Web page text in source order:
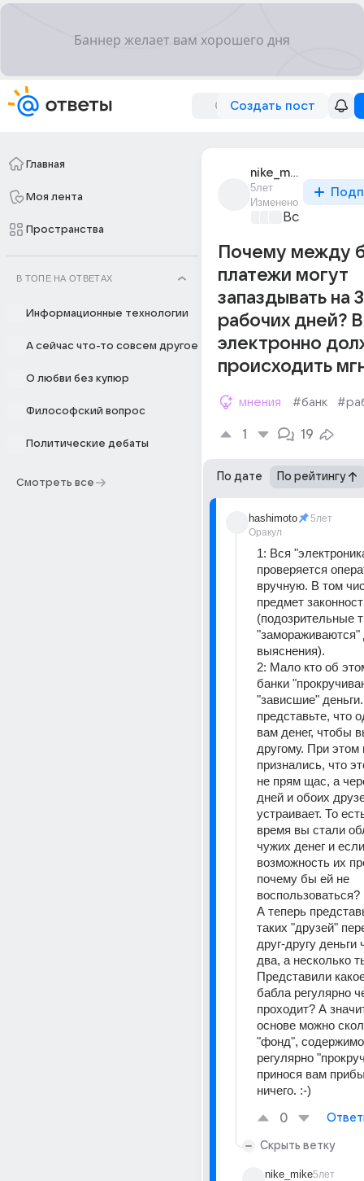
Создать пост
Главная
Моя лента
Пространства
В ТОПЕ НА ОТВЕТАХ
Информационные технологии
А сейчас что-то совсем другое
О любви без купюр
Философский вопрос
Политические дебаты
Смотреть все
nike_mike
5лет
Изменено
Все про
Почему между
платежи могут
запаздывать на
рабочих дней?
электронно
происходить
мнения #банк
1 19
По дате По рейтингу
hashimoto
Оракул
5лет
1: Вся
проверяется
вручную. В том
предмет
(подозрительные
"замораживаются"
выяснения).
2: Мало кто об
банки
"зависшие"
представьте, что
вам денег, чтобы
другому. При этом
признались, что
не прям щас, а
дней и обоих
устраивает. То
время вы стали
чужих денег и
возможность их
почему бы ей не
А теперь
таких "друзей"
друг-другу деньги
два, а несколько
Представили
бабла регулярно
проходит? А
основе можно
"фонд",
регулярно
принося вам
ничего. :-)
0
Скрыть ветку
nike_mike5лет